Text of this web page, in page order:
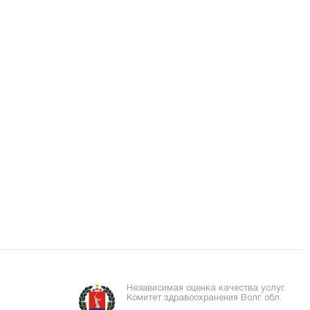
Независимая оценка качества услуг.
Комитет здравоохранения Волг. обл.